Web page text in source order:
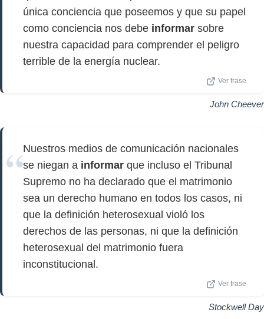
única conciencia que poseemos y que su papel
como conciencia nos debe informar sobre
nuestra capacidad para comprender el peligro
terrible de la energía nuclear.
Ver frase
John Cheever
Nuestros medios de comunicación nacionales
se niegan a informar que incluso el Tribunal
Supremo no ha declarado que el matrimonio
sea un derecho humano en todos los casos, ni
que la definición heterosexual violó los
derechos de las personas, ni que la definición
heterosexual del matrimonio fuera
inconstitucional.
Ver frase
Stockwell Day